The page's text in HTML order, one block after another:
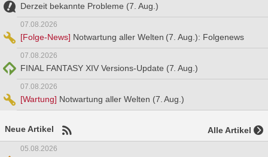
Derzeit bekannte Probleme (7. Aug.)
07.08.2026
[Folge-News] Notwartung aller Welten (7. Aug.): Folgenews
07.08.2026
FINAL FANTASY XIV Versions-Update (7. Aug.)
07.08.2026
[Wartung] Notwartung aller Welten (7. Aug.)
Neue Artikel Alle Artikel
05.08.2026